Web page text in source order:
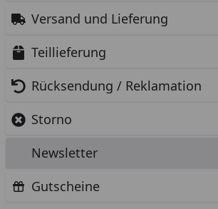
Versand und Lieferung
Teillieferung
Rücksendung / Reklamation
Storno
Newsletter
Gutscheine